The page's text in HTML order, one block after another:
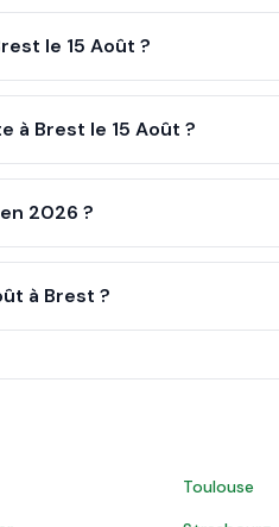
le 15 Août ?
à Brest le 15 Août ?
2026 ?
à Brest ?
Toulouse